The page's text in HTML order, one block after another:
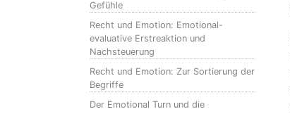
Gefühle
Recht und Emotion: Emotional-
evaluative Erstreaktion und
Nachsteuerung
Recht und Emotion: Zur Sortierung der
Begriffe
Der Emotional Turn und die